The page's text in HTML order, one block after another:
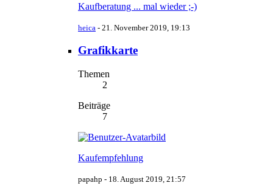
Kaufberatung ... mal wieder ;-)
heica - 21. November 2019, 19:13
Grafikkarte
Themen
2
Beiträge
7
Kaufempfehlung
papahp - 18. August 2019, 21:57